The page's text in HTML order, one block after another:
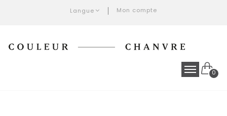
Langue Mon compte
0